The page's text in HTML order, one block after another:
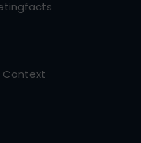
Context